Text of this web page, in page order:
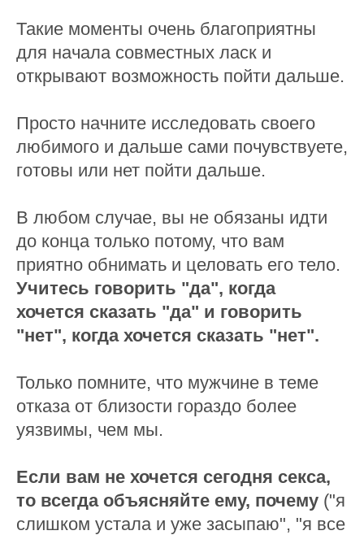
Такие моменты очень благоприятны
для начала совместных ласк и
открывают возможность пойти дальше.
Просто начните исследовать своего
любимого и дальше сами почувствуете,
готовы или нет пойти дальше.
В любом случае, вы не обязаны идти
до конца только потому, что вам
приятно обнимать и целовать его тело.
Учитесь говорить "да", когда
хочется сказать "да" и говорить
"нет", когда хочется сказать "нет".
Только помните, что мужчине в теме
отказа от близости гораздо более
уязвимы, чем мы.
Если вам не хочется сегодня секса,
то всегда объясняйте ему, почему ("я
слишком устала и уже засыпаю", "я все